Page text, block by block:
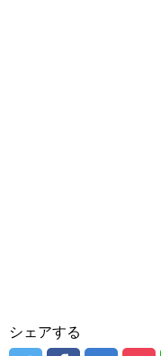
シェアする